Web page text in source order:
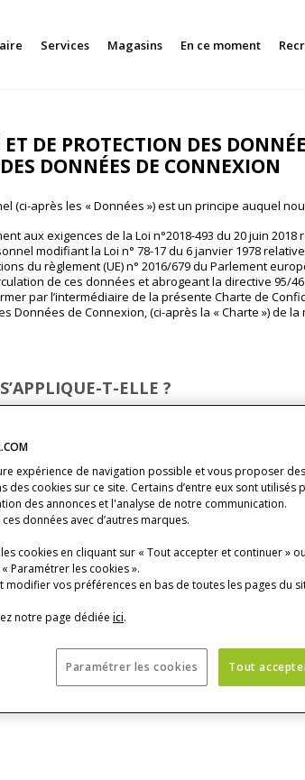
Services Magasins En ce moment
DE PROTECTION DES
DONNÉES DE CONNEXION
(ci-après les « Données ») est un principe auquel
aux exigences de la Loi n°2018-493 du 20 juin
modifiant la Loi n° 78-17 du 6 janvier 1978
du règlement (UE) n° 2016/679 du Parlement
de ces données et abrogeant la directive 95/46
par l’intermédiaire de la présente Charte de
Données de Connexion, (ci-après la « Charte ») de
T-ELLE ?
sur les supports suivants (ci-après les « Supports ») :
dans d'autres pays de l'Union Européenne, si la
nous vous invitons vivement à consulter.
?
nos Supports nous sommes susceptibles de
expérience de navigation possible et vous proposer
des cookies sur ce site. Certains d’entre eux sont utilisés
des annonces et l'analyse de notre communication.
données avec d’autres marques.
cookies en cliquant sur « Tout accepter et continuer »
Paramétrer les cookies ».
modifier vos préférences en bas de toutes les pages du
notre page dédiée ici.
Paramétrer les cookies Tout